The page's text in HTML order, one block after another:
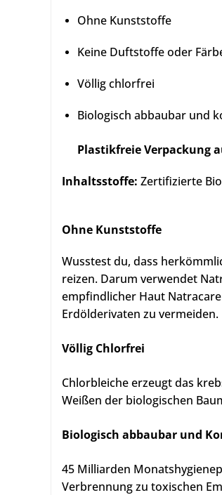
Ohne Kunststoffe
Keine Duftstoffe oder
Völlig chlorfrei
Biologisch abbaubar und
Plastikfreie Verpackung
Inhaltsstoffe: Zertifizierte
Ohne Kunststoffe
Wusstest du, dass
reizen. Darum verwendet
empfindlicher Haut
Erdölderivaten zu vermeiden.
Völlig Chlorfrei
Chlorbleiche erzeugt das
Weißen der biologischen
Biologisch abbaubar und
45 Milliarden
Verbrennung zu toxischen